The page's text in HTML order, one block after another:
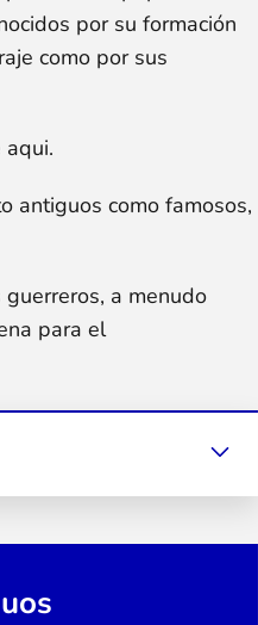
por su formación
como por sus
antiguos como famosos,
guerreros, a menudo
para el